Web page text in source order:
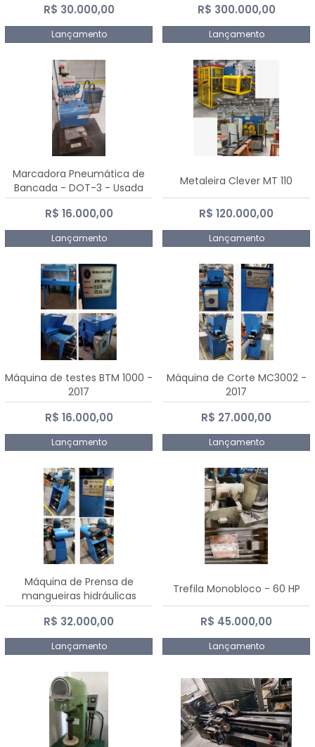
R$ 30.000,00
Lançamento
R$ 300.000,00
Lançamento
Marcadora Pneumática de
Bancada - DOT-3 - Usada
R$ 16.000,00
Lançamento
Metaleira Clever MT 110
R$ 120.000,00
Lançamento
Máquina de testes BTM 1000 -
2017
R$ 16.000,00
Lançamento
Máquina de Corte MC3002 -
2017
R$ 27.000,00
Lançamento
Máquina de Prensa de
mangueiras hidráulicas
PE50TF - 2017
R$ 32.000,00
Lançamento
Trefila Monobloco - 60 HP
R$ 45.000,00
Lançamento